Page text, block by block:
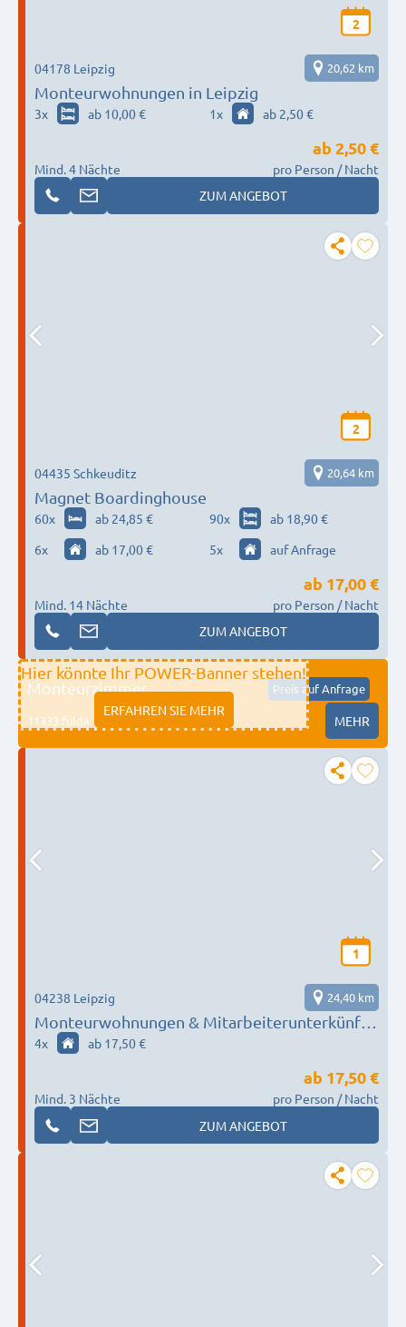
2
Monteurwohnungen in Leipzig
04178 Leipzig 20,62 km
3x ab 10,00 € 1x ab 2,50 €
Mind. 4 Nächte
ab 2,50 €
pro Person / Nacht
ZUM ANGEBOT
2
Magnet Boardinghouse
04435 Schkeuditz 20,64 km
60x ab 24,85 € 90x
ab 18,90 €
6x ab 17,00 € 5x auf Anfrage
Mind. 14 Nächte
ab 17,00 €
pro Person / Nacht
ZUM ANGEBOT
Hier könnte Ihr POWER-Banner stehen!
ERFAHREN SIE MEHR
Monteurzimmer Preis auf Anfrage
11333 fulda MEHR
1
Monteurwohnungen & Mitarbeiterunterkünfte
Leipzig – mehrere Wohnungen in Leipzig &
04238 Leipzig 24,40 km
4x ab 17,50 €
Mind. 3 Nächte
ab 17,50 €
pro Person / Nacht
ZUM ANGEBOT